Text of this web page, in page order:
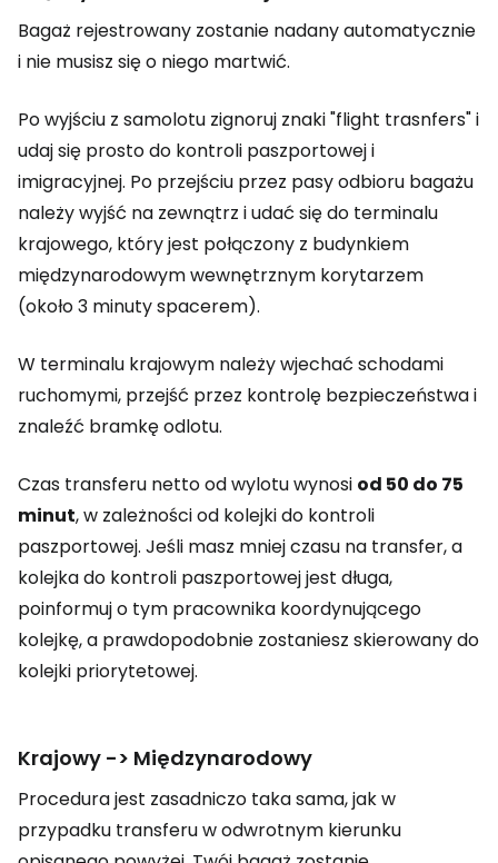
Bagaż rejestrowany zostanie nadany automatycznie
i nie musisz się o niego martwić.
Po wyjściu z samolotu zignoruj znaki "flight trasnfers" i
udaj się prosto do kontroli paszportowej i
imigracyjnej. Po przejściu przez pasy odbioru bagażu
należy wyjść na zewnątrz i udać się do terminalu
krajowego, który jest połączony z budynkiem
międzynarodowym wewnętrznym korytarzem
(około 3 minuty spacerem).
W terminalu krajowym należy wjechać schodami
ruchomymi, przejść przez kontrolę bezpieczeństwa i
znaleźć bramkę odlotu.
Czas transferu netto od wylotu wynosi od 50 do 75
minut, w zależności od kolejki do kontroli
paszportowej. Jeśli masz mniej czasu na transfer, a
kolejka do kontroli paszportowej jest długa,
poinformuj o tym pracownika koordynującego
kolejkę, a prawdopodobnie zostaniesz skierowany do
kolejki priorytetowej.
Krajowy -> Międzynarodowy
Procedura jest zasadniczo taka sama, jak w
przypadku transferu w odwrotnym kierunku